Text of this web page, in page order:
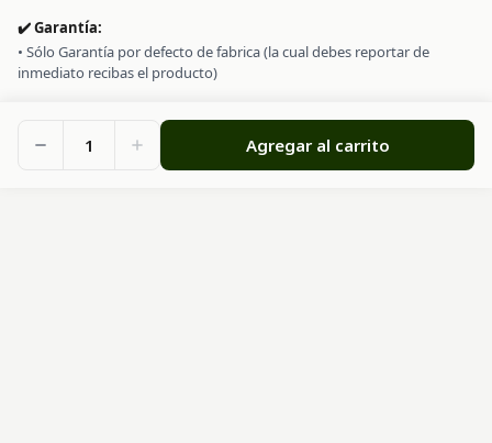
✔️ Garantía:
• Sólo Garantía por defecto de fabrica (la cual debes reportar de
inmediato recibas el producto)
1 Agregar al carrito